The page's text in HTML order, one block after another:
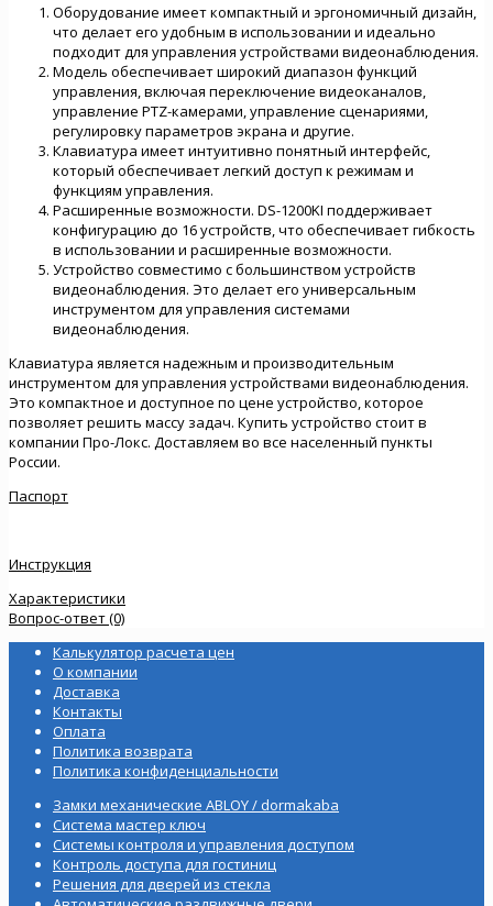
Оборудование имеет компактный и эргономичный дизайн,
что делает его удобным в использовании и идеально
подходит для управления устройствами видеонаблюдения.
Модель обеспечивает широкий диапазон функций
управления, включая переключение видеоканалов,
управление PTZ-камерами, управление сценариями,
регулировку параметров экрана и другие.
Клавиатура имеет интуитивно понятный интерфейс,
который обеспечивает легкий доступ к режимам и
функциям управления.
Расширенные возможности. DS-1200KI поддерживает
конфигурацию до 16 устройств, что обеспечивает гибкость
в использовании и расширенные возможности.
Устройство совместимо с большинством устройств
видеонаблюдения. Это делает его универсальным
инструментом для управления системами
видеонаблюдения.
Клавиатура является надежным и производительным
инструментом для управления устройствами видеонаблюдения.
Это компактное и доступное по цене устройство, которое
позволяет решить массу задач. Купить устройство стоит в
компании Про-Локс. Доставляем во все населенный пункты
России.
Паспорт
Инструкция
Характеристики
Вопрос-ответ (0)
Калькулятор расчета цен
О компании
Доставка
Контакты
Оплата
Политика возврата
Политика конфиденциальности
Замки механические ABLOY / dormakaba
Система мастер ключ
Системы контроля и управления доступом
Контроль доступа для гостиниц
Решения для дверей из стекла